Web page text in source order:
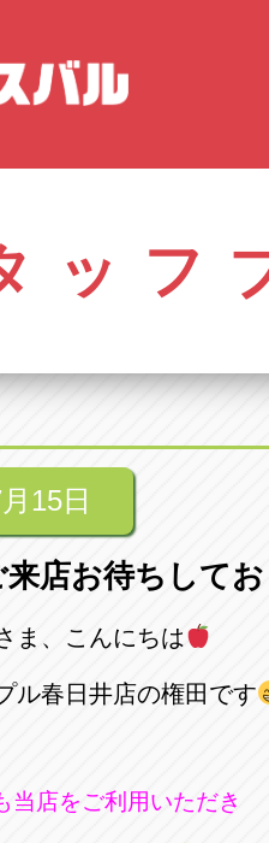
アップル
0561-84-
アップル
0586-28-
アップル
0568-85-
0568-25-
市柏井町4-43-1
井中央店
美濃池町29-1
22号店
朝日3-4-12
井店
市八田町2-1-16
屋市中之郷八反
ッフ
15日
店お待ちして
ま、こんにちは
ル春日井店の権田です
当店をご利用いただき